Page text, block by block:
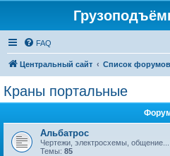
FAQ
Центральный сайт Список форумов
Краны портальные
Альбатрос
Чертежи, электросхемы, общение...
Темы: 85